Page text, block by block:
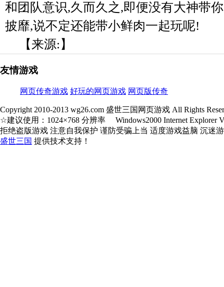
和团队意识,久而久之,即便没有大神带
披靡,说不定还能带小鲜肉一起玩呢!
【来源:】
友情游戏
网页传奇游戏 好玩的网页游戏 网页版传奇
Copyright 2010-2013 wg26.com 盛世三国网页游戏 All Rights
☆建议使用：1024×768 分辨率 Windows2000 Internet Explorer
拒绝盗版游戏 注意自我保护 谨防受骗上当 适度游戏益脑 沉迷
盛世三国 提供技术支持！